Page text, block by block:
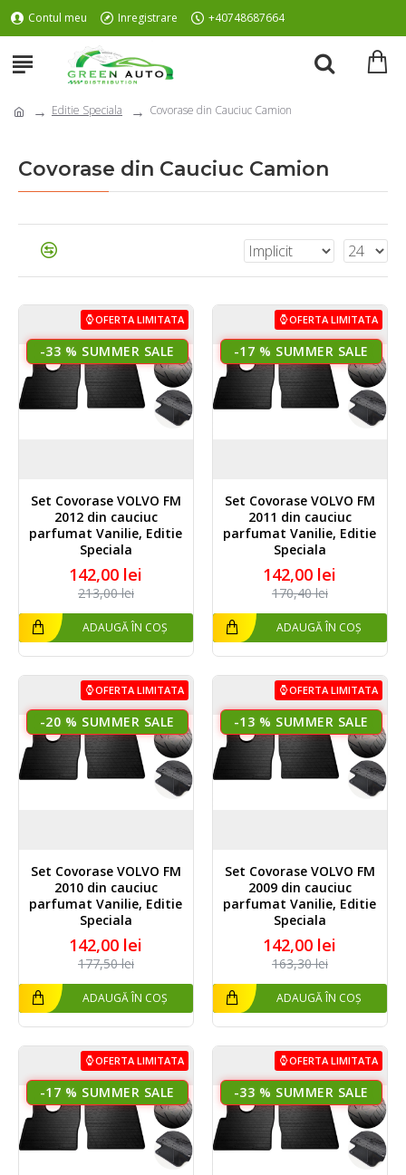
Contul meu Inregistrare +40748687664
Editie Speciala Covorase din Cauciuc Camion
Covorase din Cauciuc Camion
OFERTA LIMITATA
-33 %
Set Covorase VOLVO FM
2012 din cauciuc
parfumat Vanilie, Editie
Speciala
142,00 lei
213,00 lei
ADAUGĂ ÎN COȘ
OFERTA LIMITATA
-17 %
Set Covorase VOLVO FM
2011 din cauciuc
parfumat Vanilie, Editie
Speciala
142,00 lei
170,40 lei
ADAUGĂ ÎN COȘ
OFERTA LIMITATA
-20 %
Set Covorase VOLVO FM
2010 din cauciuc
parfumat Vanilie, Editie
Speciala
142,00 lei
177,50 lei
ADAUGĂ ÎN COȘ
OFERTA LIMITATA
-13 %
Set Covorase VOLVO FM
2009 din cauciuc
parfumat Vanilie, Editie
Speciala
142,00 lei
163,30 lei
ADAUGĂ ÎN COȘ
OFERTA LIMITATA
-17 %
OFERTA LIMITATA
-33 %